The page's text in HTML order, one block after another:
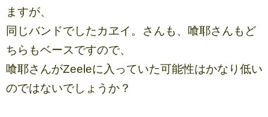
ますが、
同じバンドでしたカヱイ。さんも、喰耶さんもど
ちらもベースですので、
喰耶さんがZeeleに入っていた可能性はかなり低い
のではないでしょうか？